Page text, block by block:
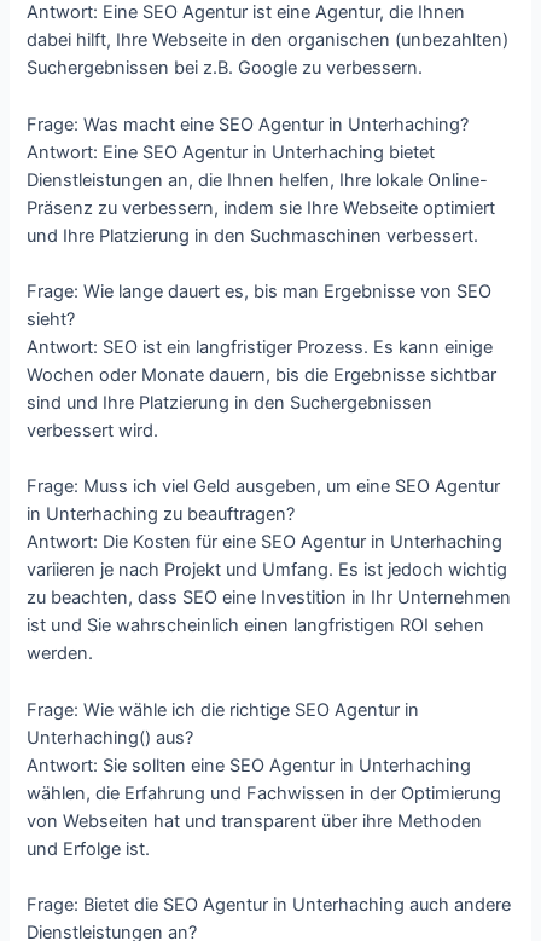
Antwort: Eine SEO Agentur ist eine Agentur, die Ihnen
dabei hilft, Ihre Webseite in den organischen (unbezahlten)
Suchergebnissen bei z.B. Google zu verbessern.
Frage: Was macht eine SEO Agentur in Unterhaching?
Antwort: Eine SEO Agentur in Unterhaching bietet
Dienstleistungen an, die Ihnen helfen, Ihre lokale Online-
Präsenz zu verbessern, indem sie Ihre Webseite optimiert
und Ihre Platzierung in den Suchmaschinen verbessert.
Frage: Wie lange dauert es, bis man Ergebnisse von SEO
sieht?
Antwort: SEO ist ein langfristiger Prozess. Es kann einige
Wochen oder Monate dauern, bis die Ergebnisse sichtbar
sind und Ihre Platzierung in den Suchergebnissen
verbessert wird.
Frage: Muss ich viel Geld ausgeben, um eine SEO Agentur
in Unterhaching zu beauftragen?
Antwort: Die Kosten für eine SEO Agentur in Unterhaching
variieren je nach Projekt und Umfang. Es ist jedoch wichtig
zu beachten, dass SEO eine Investition in Ihr Unternehmen
ist und Sie wahrscheinlich einen langfristigen ROI sehen
werden.
Frage: Wie wähle ich die richtige SEO Agentur in
Unterhaching() aus?
Antwort: Sie sollten eine SEO Agentur in Unterhaching
wählen, die Erfahrung und Fachwissen in der Optimierung
von Webseiten hat und transparent über ihre Methoden
und Erfolge ist.
Frage: Bietet die SEO Agentur in Unterhaching auch andere
Dienstleistungen an?